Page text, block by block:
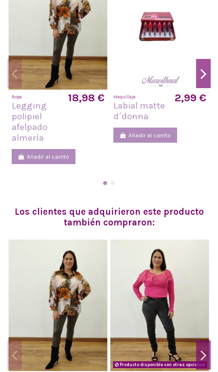
Ropa
Legging
polipiel
afelpado
almería
18,98 €
Añadir al carrito
Maquillaje
Labial matte
d´donna
2,99 €
Añadir al carrito
Los clientes que adquirieron este producto
también compraron:
Producto disponible con otras opciones